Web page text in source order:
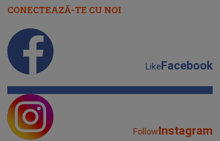
CONECTEAZĂ-TE CU NOI
LikeFacebook
FollowInstagram